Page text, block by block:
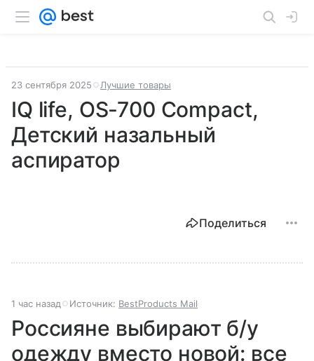
23 сентября 2025 Лучшие товары
IQ life, OS-700 Compact,
Детский назальный
аспиратор
Поделиться
1 час назад Источник: BestProducts Mail
Россияне выбирают б/у
одежду вместо новой: все